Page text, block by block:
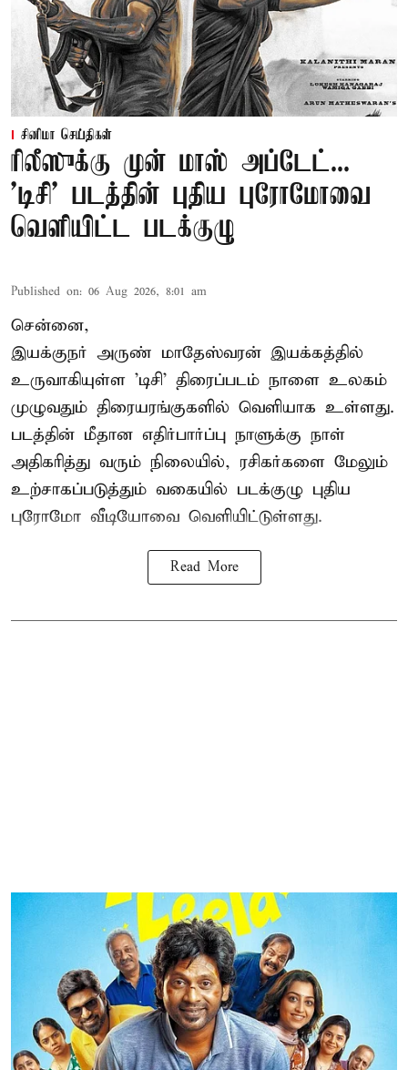
சினிமா செய்திகள்
ரிலீஸுக்கு முன் மாஸ் அப்டேட்...
'டிசி' படத்தின் புதிய புரோமோவை
வெளியிட்ட படக்குழு
Published on: 06 Aug 2026, 8:01 am
சென்னை,
இயக்குநர் அருண் மாதேஸ்வரன் இயக்கத்தில்
உருவாகியுள்ள 'டிசி' திரைப்படம் நாளை உலகம்
முழுவதும் திரையரங்குகளில் வெளியாக உள்ளது.
படத்தின் மீதான எதிர்பார்ப்பு நாளுக்கு நாள்
அதிகரித்து வரும் நிலையில், ரசிகர்களை மேலும்
உற்சாகப்படுத்தும் வகையில் படக்குழு புதிய
புரோமோ வீடியோவை வெளியிட்டுள்ளது.
Read More